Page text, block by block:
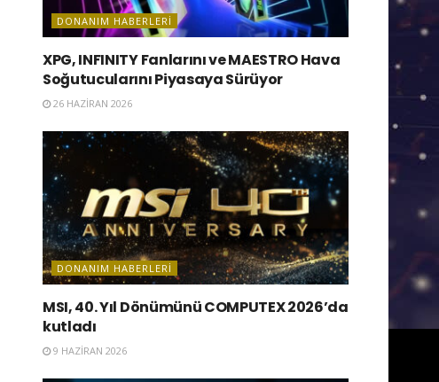
DONANIM HABERLERI
XPG, INFINITY Fanlarını ve MAESTRO Hava
Soğutucularını Piyasaya Sürüyor
26 HAZIRAN 2026
DONANIM HABERLERI
MSI, 40. Yıl Dönümünü COMPUTEX 2026’da
kutladı
9 HAZIRAN 2026